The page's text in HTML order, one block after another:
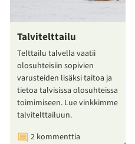
Talvitelttailu
Telttailu talvella vaatii
olosuhteisiin sopivien
varusteiden lisäksi taitoa ja
tietoa talvisissa olosuhteissa
toimimiseen. Lue vinkkimme
talvitelttailuun.
2 kommenttia